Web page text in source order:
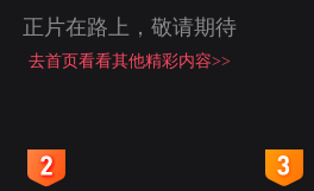
正片在路上，敬请期待
去首页看看其他精彩内容>>